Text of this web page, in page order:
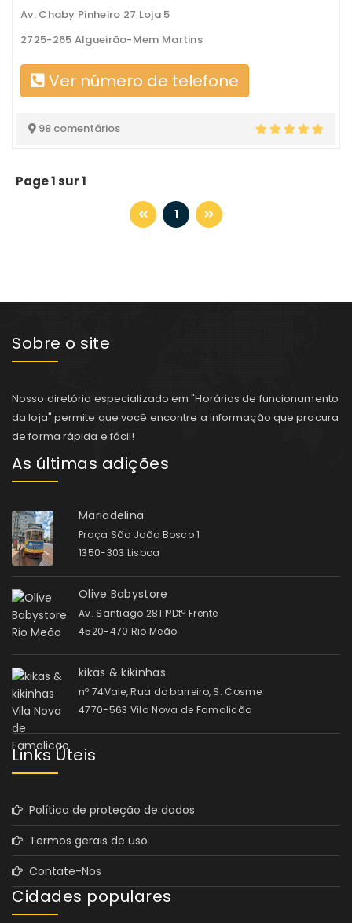
Av. Chaby Pinheiro 27 Loja 5
2725-265 Algueirão-Mem Martins
Ver número de telefone
98 comentários
Page 1 sur 1
1
Sobre o site
Nosso diretório especializado em "Horários de funcionamento
da loja" permite que você encontre a informação que procura
de forma rápida e fácil!
As últimas adições
Mariadelina
Praça São João Bosco 1
1350-303 Lisboa
Olive Babystore
Av. Santiago 281 1ºDtº Frente
4520-470 Rio Meão
kikas & kikinhas
nº 74Vale, Rua do barreiro, S. Cosme
4770-563 Vila Nova de Famalicão
Links Úteis
Política de proteção de dados
Termos gerais de uso
Contate-Nos
Cidades populares